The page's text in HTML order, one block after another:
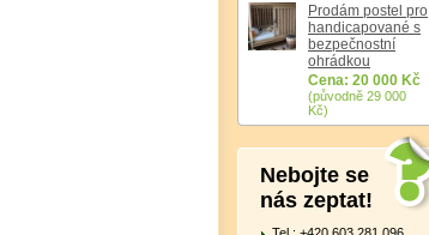
Prodám postel pro
handicapované s
bezpečnostní
ohrádkou
Cena: 20 000 Kč
(původně 29 000
Kč)
Nebojte se
nás zeptat!